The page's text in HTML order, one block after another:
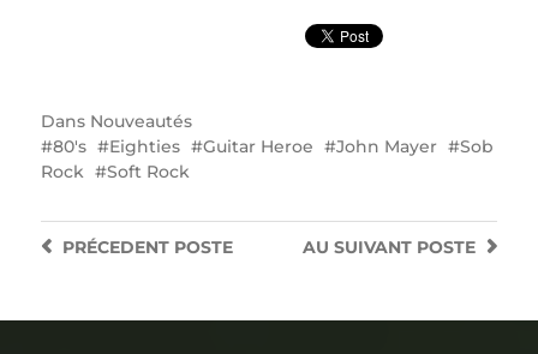
Dans Nouveautés
80's
Eighties Guitar Heroe John Mayer
Sob
Rock
Soft Rock
AU SUIVANT POSTE
PRÉCEDENTPOSTE